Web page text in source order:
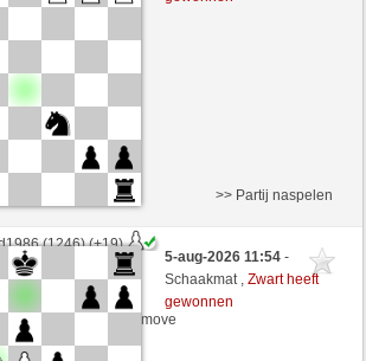
side + 3 seconds/move
ranglijst
(1246) (+19)
(1318) (-19)
side + 3 seconds/move
>> Partij naspelen
5-aug-2026 11:54-
Schaakmat ,Zwart heeft
gewonnen